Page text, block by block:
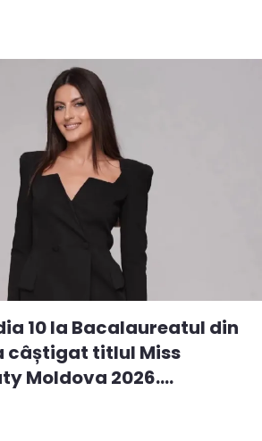
10 la Bacalaureatul din
câștigat titlul Miss
Moldova 2026.